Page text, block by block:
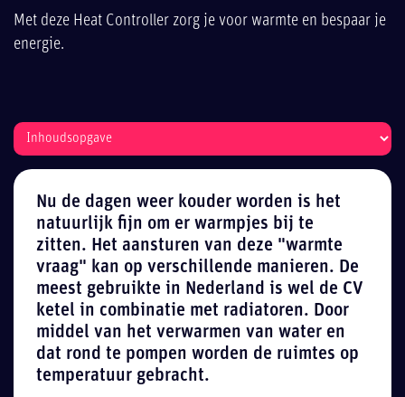
Met deze Heat Controller zorg je voor warmte en bespaar je
energie.
Nu de dagen weer kouder worden is het
natuurlijk fijn om er warmpjes bij te
zitten. Het aansturen van deze "warmte
vraag" kan op verschillende manieren. De
meest gebruikte in Nederland is wel de CV
ketel in combinatie met radiatoren. Door
middel van het verwarmen van water en
dat rond te pompen worden de ruimtes op
temperatuur gebracht.